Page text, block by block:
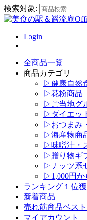
検索対象:
Login
全商品一覧
商品カテゴリ
▷健康自然
▷花粉商品
▷ご当地グ
▷ダイエッ
▷おつまみ
▷海産物商
▷味噌汁・
▷贈り物ギ
▷ナッツ系
▷1,000円か
ランキング１位
新着商品
売れ筋商品ベス
マイアカウント